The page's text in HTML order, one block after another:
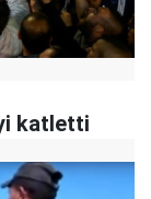
katletti